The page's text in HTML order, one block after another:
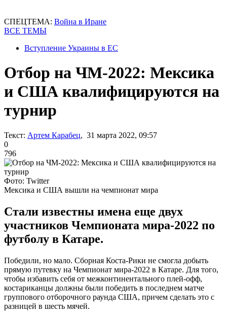
СПЕЦТЕМА: Война в Иране
ВСЕ ТЕМЫ
Вступление Украины в ЕС
Отбор на ЧМ-2022: Мексика
и США квалифицируются на
турнир
Текст: Артем Карабец, 31 марта 2022, 09:57
0
796
Фото: Twitter
Мексика и США вышли на чемпионат мира
Стали известны имена еще двух
участников Чемпионата мира-2022 по
футболу в Катаре.
Победили, но мало. Сборная Коста-Рики не смогла добыть
прямую путевку на Чемпионат мира-2022 в Катаре. Для того,
чтобы избавить себя от межконтинентального плей-офф,
костариканцы должны были победить в последнем матче
группового отборочного раунда США, причем сделать это с
разницей в шесть мячей.